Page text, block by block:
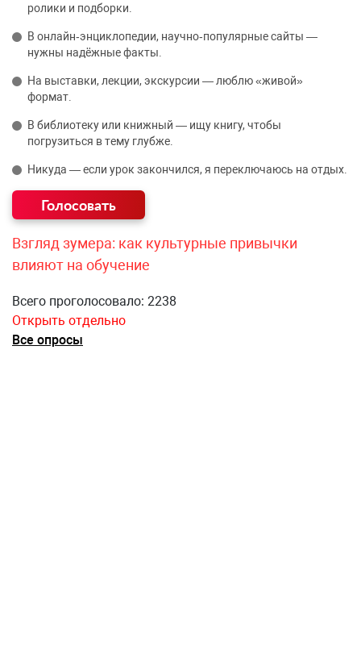
ролики и подборки.
В онлайн‑энциклопедии, научно‑популярные сайты —
нужны надёжные факты.
На выставки, лекции, экскурсии — люблю «живой»
формат.
В библиотеку или книжный — ищу книгу, чтобы
погрузиться в тему глубже.
Никуда — если урок закончился, я переключаюсь на отдых.
Взгляд зумера: как культурные привычки
влияют на обучение
Всего проголосовало: 2238
Открыть отдельно
Все опросы